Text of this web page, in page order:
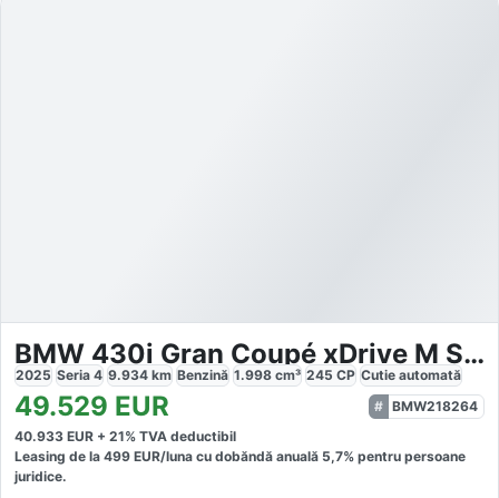
BMW 430i Gran Coupé xDrive M Sport
2025 Seria 4 9.934 km Benzină 1.998 cm³ 245 CP Cutie automată
49.529 EUR
BMW218264
40.933 EUR + 21% TVA deductibil
Leasing de la 499 EUR/luna cu dobăndă anuală 5,7% pentru persoane
juridice.